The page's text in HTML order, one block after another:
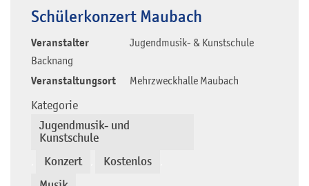
Schülerkonzert Maubach
Veranstalter
Jugendmusik- & Kunstschule
Backnang
Veranstaltungsort Mehrzweckhalle Maubach
Kategorie
Jugendmusik- und
Kunstschule
Konzert Kostenlos